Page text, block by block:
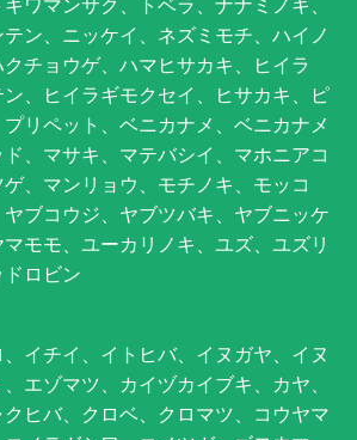
ン、ニッケイ、ネズミモチ、ハイノ
チョウゲ、ハマヒサカキ、ヒイラ
、ヒイラギモクセイ、ヒサカキ、ピ
リペット、ベニカナメ、ベニカナメ
、マサキ、マテバシイ、マホニアコ
、マンリョウ、モチノキ、モッコ
ブコウジ、ヤブツバキ、ヤブニッケ
モモ、ユーカリノキ、ユズ、ユズリ
ロビン
イチイ、イトヒバ、イヌガヤ、イヌ
エゾマツ、カイヅカイブキ、カヤ、
ヒバ、クロベ、クロマツ、コウヤマ